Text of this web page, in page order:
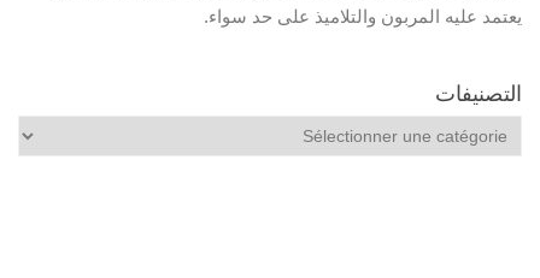
يعتمد عليه المربون والتلاميذ على حد سواء.
التصنيفات
التصنيفات